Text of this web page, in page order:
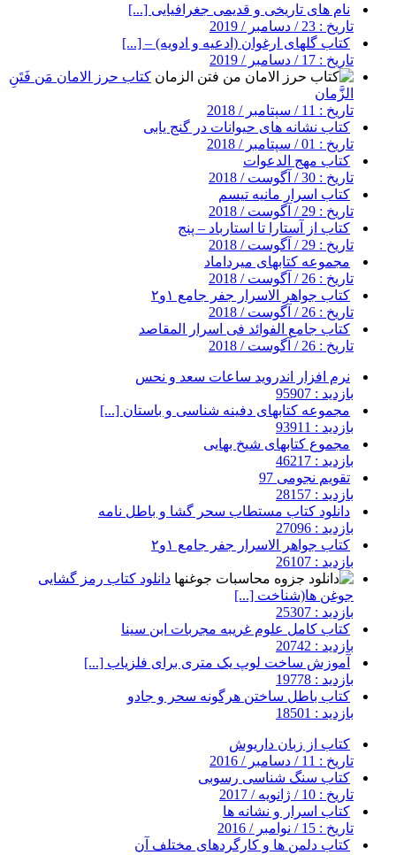
نام های تاریخی و قدیمی جغرافیایی [...]
تاریخ : 23 / دسامبر / 2019
کتاب گلهای ارغوان (ادعیه و ادویه) – [...]
تاریخ : 17 / دسامبر / 2019
کتاب حرز الامان مَن فَتَنِ
الزَّمان
تاریخ : 11 / سپتامبر / 2018
کتاب نشانه های حیوانات در گنج یابی
تاریخ : 01 / سپتامبر / 2018
کتاب مهج الدعوات
تاریخ : 30 / آگوست / 2018
کتاب اسرار مانیه تیسم
تاریخ : 29 / آگوست / 2018
کتاب از آستارا تا استارباد – پنج
تاریخ : 29 / آگوست / 2018
مجموعه کتابهای میرداماد
تاریخ : 26 / آگوست / 2018
کتاب جواهر الاسرار جفر جامع ۱و۲
تاریخ : 26 / آگوست / 2018
کتاب جامع الفوائد فی اسرار المقاصد
تاریخ : 26 / آگوست / 2018
نرم افزار اندروید ساعات سعد و نحس
بازدید : 95907
مجموعه کتابهای دفینه شناسی و باستان [...]
بازدید : 93911
مجموع کتابهای شیخ بهایی
بازدید : 46217
تقویم نجومی 97
بازدید : 28157
دانلود کتاب مستطاب سحر گشا و باطل نامه
بازدید : 27096
کتاب جواهر الاسرار جفر جامع ۱و۲
بازدید : 26107
دانلود کتاب رمز گشایی
جوغن ها(شناخت [...]
بازدید : 25307
کتاب کامل علوم غریبه مجربات ابن سینا
بازدید : 20742
آموزش ساخت لوپ یک متری برای فلزیاب [...]
بازدید : 19778
کتاب باطل ساختن هرگونه سحر و جادو
بازدید : 18501
کتاب از زبان داریوش
تاریخ : 11 / دسامبر / 2016
کتاب سنگ شناسی رسوبی
تاریخ : 10 / ژانویه / 2017
کتاب اسرار و نشانه ها
تاریخ : 15 / نوامبر / 2016
کتاب دلمن ها و کارگردهای مختلف آن